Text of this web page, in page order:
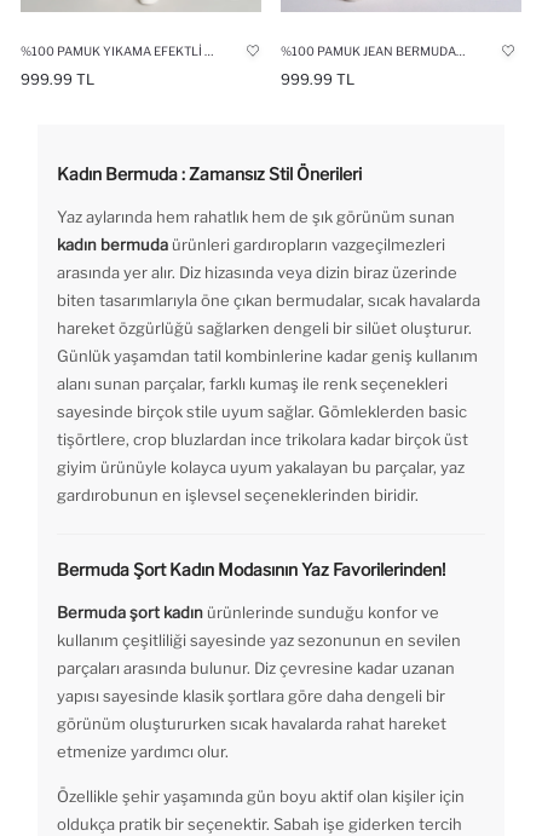
999.99 TL 999.99 TL
Kadın Bermuda : Zamansız Stil Önerileri
Yaz aylarında hem rahatlık hem de şık görünüm sunan
kadın bermuda ürünleri gardıropların vazgeçilmezleri
arasında yer alır. Diz hizasında veya dizin biraz üzerinde
biten tasarımlarıyla öne çıkan bermudalar, sıcak havalarda
hareket özgürlüğü sağlarken dengeli bir silüet oluşturur.
Günlük yaşamdan tatil kombinlerine kadar geniş kullanım
alanı sunan parçalar, farklı kumaş ile renk seçenekleri
sayesinde birçok stile uyum sağlar. Gömleklerden basic
tişörtlere, crop bluzlardan ince trikolara kadar birçok üst
giyim ürünüyle kolayca uyum yakalayan bu parçalar, yaz
gardırobunun en işlevsel seçeneklerinden biridir.
Bermuda Şort Kadın Modasının Yaz Favorilerinden!
Bermuda şort kadın ürünlerinde sunduğu konfor ve
kullanım çeşitliliği sayesinde yaz sezonunun en sevilen
parçaları arasında bulunur. Diz çevresine kadar uzanan
yapısı sayesinde klasik şortlara göre daha dengeli bir
görünüm oluştururken sıcak havalarda rahat hareket
etmenize yardımcı olur.
Özellikle şehir yaşamında gün boyu aktif olan kişiler için
oldukça pratik bir seçenektir. Sabah işe giderken tercih